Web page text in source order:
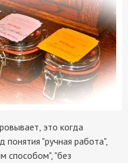
это когда
понятия "ручная работа",
способом", "без